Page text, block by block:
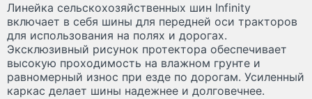
Линейка сельскохозяйственных шин Infinity
включает в себя шины для передней оси тракторов
для использования на полях и дорогах.
Эксклюзивный рисунок протектора обеспечивает
высокую проходимость на влажном грунте и
равномерный износ при езде по дорогам. Усиленный
каркас делает шины надежнее и долговечнее.